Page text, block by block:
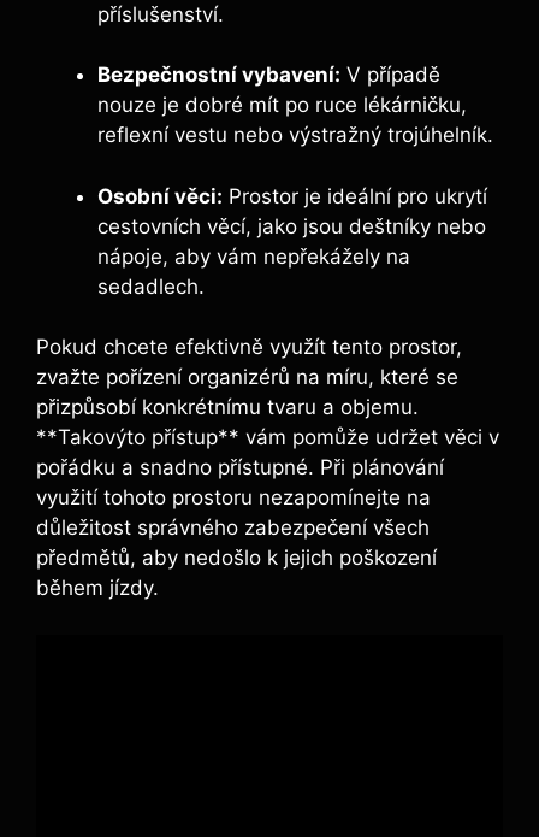
příslušenství.
Bezpečnostní vybavení: V případě
nouze je dobré mít po ruce lékárničku,
reflexní vestu nebo výstražný trojúhelník.
Osobní věci: Prostor je ideální pro ukrytí
cestovních věcí, jako jsou deštníky nebo
nápoje, aby vám nepřekážely na
sedadlech.
Pokud chcete efektivně využít tento prostor,
zvažte pořízení organizérů na míru, které se
přizpůsobí konkrétnímu tvaru a objemu.
**Takovýto přístup** vám pomůže udržet věci v
pořádku a snadno přístupné. Při plánování
využití tohoto prostoru nezapomínejte na
důležitost správného zabezpečení všech
předmětů, aby nedošlo k jejich poškození
během jízdy.